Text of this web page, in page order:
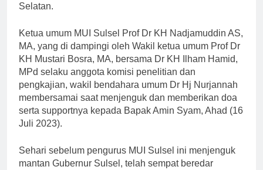
Selatan.
Ketua umum MUI Sulsel Prof Dr KH Nadjamuddin AS,
MA, yang di dampingi oleh Wakil ketua umum Prof Dr
KH Mustari Bosra, MA, bersama Dr KH Ilham Hamid,
MPd selaku anggota komisi penelitian dan
pengkajian, wakil bendahara umum Dr Hj Nurjannah
membersamai saat menjenguk dan memberikan doa
serta supportnya kepada Bapak Amin Syam, Ahad (16
Juli 2023).
Sehari sebelum pengurus MUI Sulsel ini menjenguk
mantan Gubernur Sulsel, telah sempat beredar